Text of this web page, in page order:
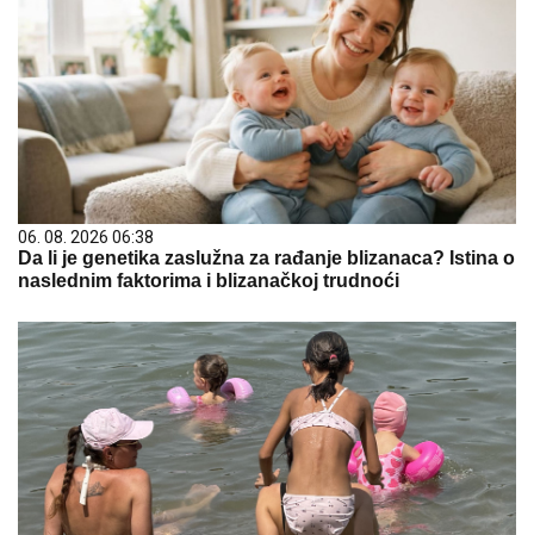
06. 08. 2026 06:38
Da li je genetika zaslužna za rađanje blizanaca? Istina o
naslednim faktorima i blizanačkoj trudnoći